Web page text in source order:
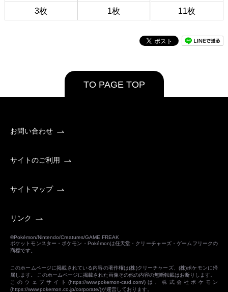
3枚 1枚 11枚
TO PAGE TOP
お問い合わせ
サイトのご利用
サイトマップ
リンク
©Pokémon/Nintendo/Creatures/GAME FREAK
ポケットモンスター・ポケモン・Pokémonは任天堂・クリーチャーズ・ゲームフリークの
商標です。
このホームページに掲載されている内容の著作権は(株)クリーチャーズ、(株)ポケモンに帰
属します。 このホームページに掲載された画像その他の内容の無断転載はお断りします。
このウェブサイト(https://www.pokemon-card.com/)は、株式会社ポケモン
(https://www.pokemon.co.jp/corporate/)が運営しております。